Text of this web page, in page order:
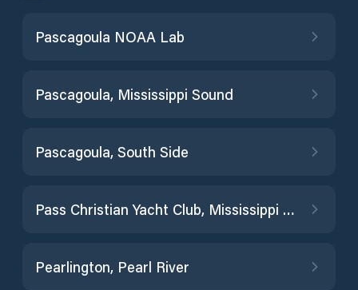
Pascagoula NOAA Lab
Pascagoula, Mississippi Sound
Pascagoula, South Side
Pass Christian Yacht Club, Mississippi Sound
Pearlington, Pearl River